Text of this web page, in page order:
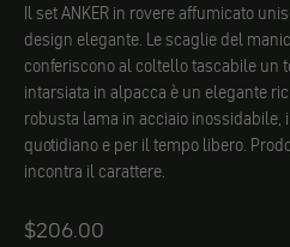
Il set ANKER in rovere affumicato
design elegante. Le scaglie del
conferiscono al coltello tascabile un
intarsiata in alpacca è un elegante
robusta lama in acciaio
quotidiano e per il tempo libero.
incontra il carattere.
Angebot
$206.00